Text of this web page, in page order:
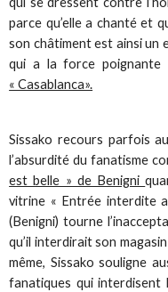
parce qu’elle a chanté et
son châtiment est ainsi un
qui a la force poignante
« Casablanca».
Sissako recours parfois
l’absurdité du fanatisme
est belle » de Benigni
vitrine « Entrée interdite
(Benigni) tourne
qu’il interdirait son
même, Sissako souligne
fanatiques qui interdisent